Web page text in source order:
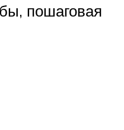
пошаговая